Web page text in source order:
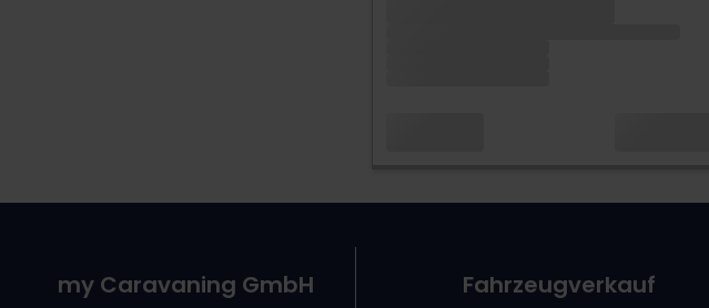
my Caravaning GmbH Fahrzeugverkauf